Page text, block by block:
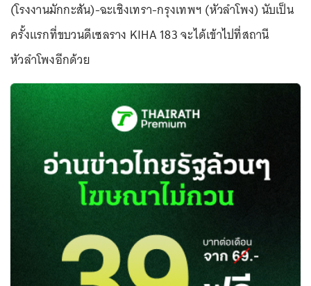
(โรงงานมักกะสัน)-ฉะเชิงเทรา-กรุงเทพฯ (หัวลำโพง) นับเป็น
ครั้งแรกที่ขบวนดีเซลราง KIHA 183 จะได้เข้าไปที่สถานี
หัวลำโพงอีกด้วย